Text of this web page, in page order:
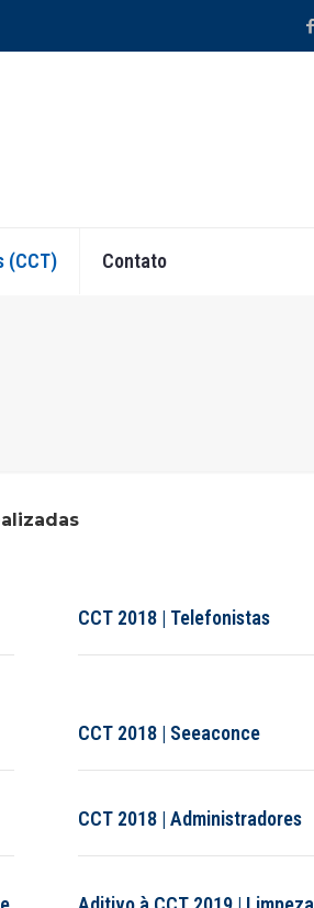
(CCT) Contato
CCT 2018 | Telefonistas
CCT 2018 | Seeaconce
CCT 2018 | Administradores